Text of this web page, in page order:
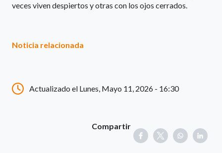
veces viven despiertos y otras con los ojos cerrados.
Noticia relacionada
Actualizado el Lunes, Mayo 11, 2026 - 16:30
Compartir